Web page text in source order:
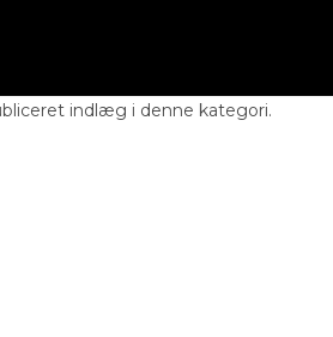
indlæg i denne kategori.